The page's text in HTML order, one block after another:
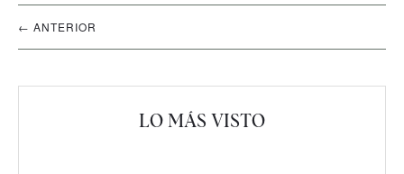
Navegación
artículos
← ANTERIOR
LO MÁS VISTO